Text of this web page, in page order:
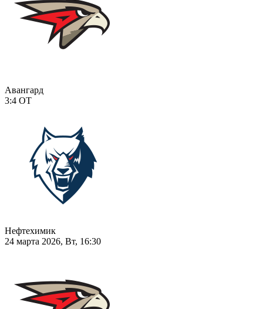
Авангард
3:4 ОТ
Нефтехимик
24 марта 2026, Вт, 16:30